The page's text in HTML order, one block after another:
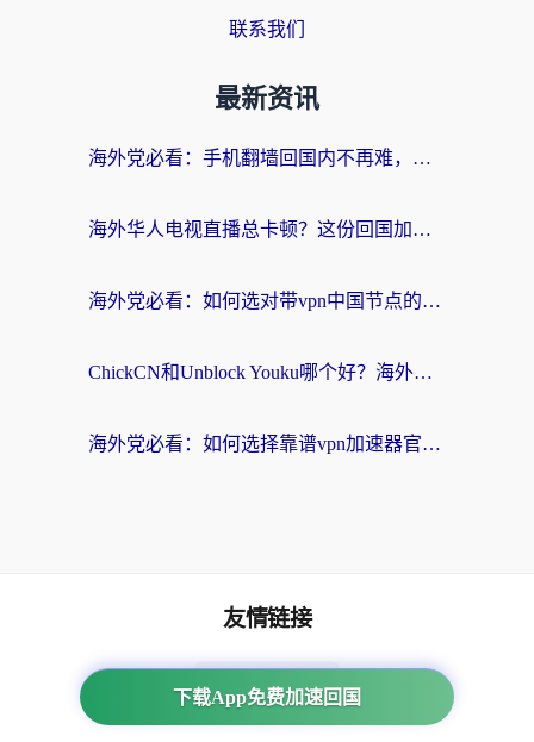
联系我们
最新资讯
海外党必看：手机翻墙回国内不再难，一篇搞定无缝访问国内资源指南
海外华人电视直播总卡顿？这份回国加速器选择指南帮你无缝看国内资源
海外党必看：如何选对带vpn中国节点的加速器？无缝访问国内资源全攻略
ChickCN和Unblock Youku哪个好？海外党亲测4款热门回国加速器，附避坑指南
海外党必看：如何选择靠谱vpn加速器官网？轻松解决国内APP地区限制
下载App免费加速回国
友情链接
海外回国加速器